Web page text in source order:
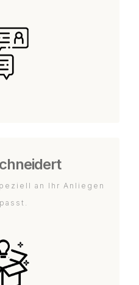
an Ihr Anliegen